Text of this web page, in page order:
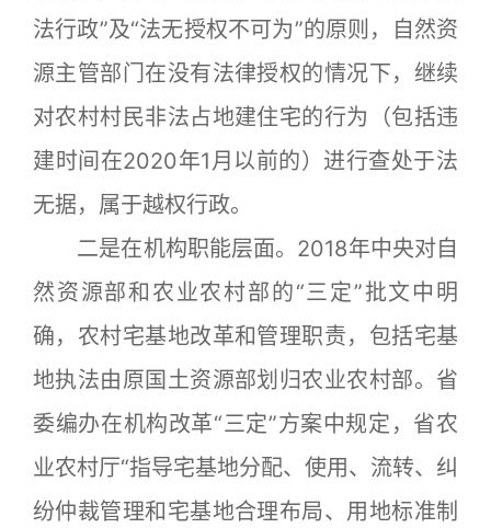
法行政”及“法无授权不可为”的原则，自然资
源主管部门在没有法律授权的情况下，继续
对农村村民非法占地建住宅的行为（包括违
建时间在2020年1月以前的）进行查处于法
无据，属于越权行政。
二是在机构职能层面。2018年中央对自
然资源部和农业农村部的“三定”批文中明
确，农村宅基地改革和管理职责，包括宅基
地执法由原国土资源部划归农业农村部。省
委编办在机构改革“三定”方案中规定，省农
业农村厅“指导宅基地分配、使用、流转、纠
纷仲裁管理和宅基地合理布局、用地标准制